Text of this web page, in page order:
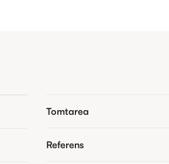
Tomtarea
Referens